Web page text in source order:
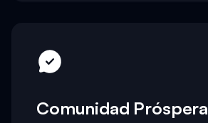
Comunidad Próspera